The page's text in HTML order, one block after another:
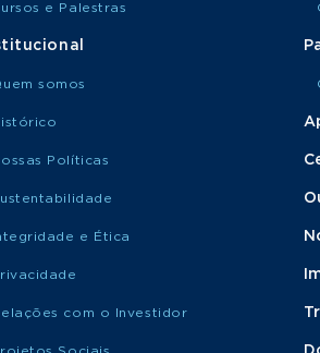
e Palestras
somos
Políticas
e Ética
com o Investidor